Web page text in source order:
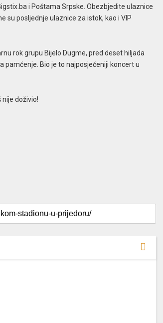
i Poštama Srpske. Obezbjedite ulaznice
su posljednje ulaznice za istok, kao i VIP
rok grupu Bijelo Dugme, pred deset hiljada
pamćenje. Bio je to najposjećeniji koncert u
doživio!